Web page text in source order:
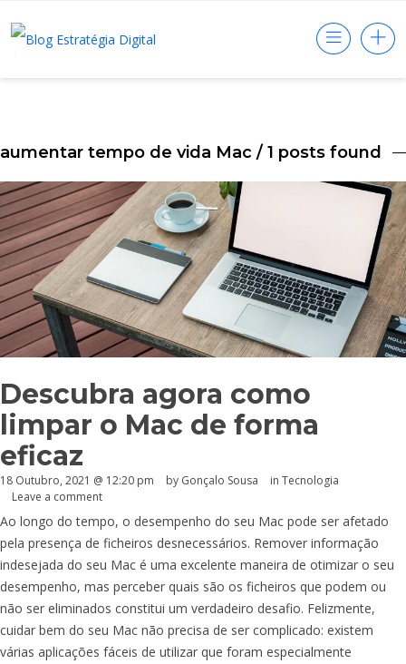
aumentar tempo de vida Mac / 1 posts found
Descubra agora como
limpar o Mac de forma
eficaz
18 Outubro, 2021 @ 12:20 pm by Gonçalo Sousa in Tecnologia
Leave a comment
Ao longo do tempo, o desempenho do seu Mac pode ser afetado
pela presença de ficheiros desnecessários. Remover informação
indesejada do seu Mac é uma excelente maneira de otimizar o seu
desempenho, mas perceber quais são os ficheiros que podem ou
não ser eliminados constitui um verdadeiro desafio. Felizmente,
cuidar bem do seu Mac não precisa de ser complicado: existem
várias aplicações fáceis de utilizar que foram especialmente